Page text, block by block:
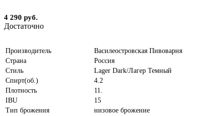
4 290 руб.
Достаточно
Производитель
Василеостровская Пивоварня
Страна
Россия
Стиль
Lager Dark/Лагер Темный
Спирт(об.)
4.2
Плотность
11.
IBU
15
Тип брожения
низовое брожение